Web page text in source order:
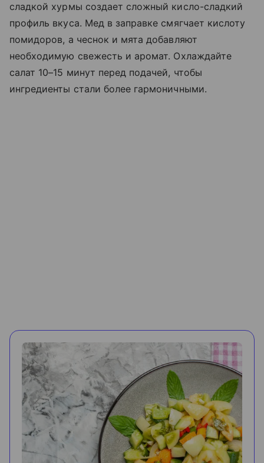
сладкой хурмы создает сложный кисло-сладкий
профиль вкуса. Мед в заправке смягчает кислоту
помидоров, а чеснок и мята добавляют
необходимую свежесть и аромат. Охлаждайте
салат 10–15 минут перед подачей, чтобы
ингредиенты стали более гармоничными.